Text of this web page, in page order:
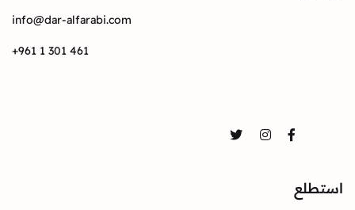
info@dar-alfarabi.com
+961 1 301 461
Facebook
Instagram
Twitter
استطلع